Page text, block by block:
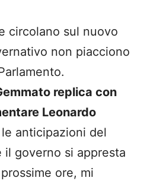
circolano sul nuovo
non piacciono
replica con
Leonardo
anticipazioni del
governo si appresta
ore, mi